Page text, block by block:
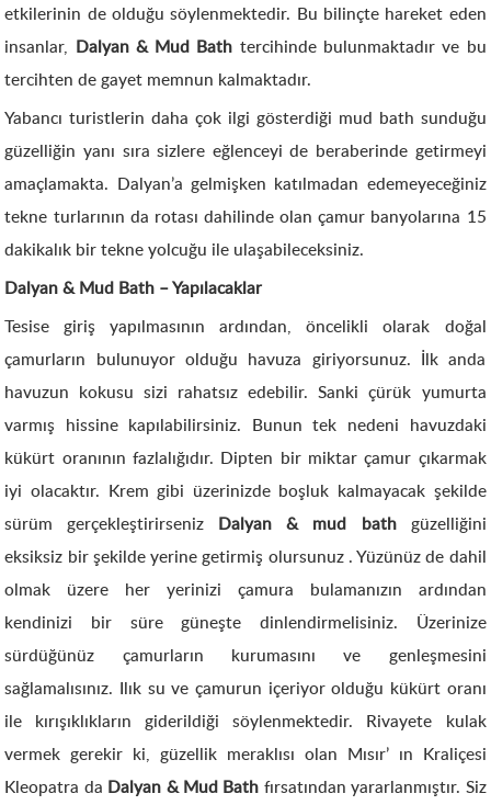
etkilerinin de olduğu söylenmektedir. Bu bilinçte hareket eden
insanlar, Dalyan & Mud Bath tercihinde bulunmaktadır ve bu
tercihten de gayet memnun kalmaktadır.
Yabancı turistlerin daha çok ilgi gösterdiği mud bath sunduğu
güzelliğin yanı sıra sizlere eğlenceyi de beraberinde getirmeyi
amaçlamakta. Dalyan’a gelmişken katılmadan edemeyeceğiniz
tekne turlarının da rotası dahilinde olan çamur banyolarına 15
dakikalık bir tekne yolcuğu ile ulaşabileceksiniz.
Dalyan & Mud Bath – Yapılacaklar
Tesise giriş yapılmasının ardından, öncelikli olarak doğal
çamurların bulunuyor olduğu havuza giriyorsunuz. İlk anda
havuzun kokusu sizi rahatsız edebilir. Sanki çürük yumurta
varmış hissine kapılabilirsiniz. Bunun tek nedeni havuzdaki
kükürt oranının fazlalığıdır. Dipten bir miktar çamur çıkarmak
iyi olacaktır. Krem gibi üzerinizde boşluk kalmayacak şekilde
sürüm gerçekleştirirseniz Dalyan & mud bath güzelliğini
eksiksiz bir şekilde yerine getirmiş olursunuz . Yüzünüz de dahil
olmak üzere her yerinizi çamura bulamanızın ardından
kendinizi bir süre güneşte dinlendirmelisiniz. Üzerinize
sürdüğünüz çamurların kurumasını ve genleşmesini
sağlamalısınız. Ilık su ve çamurun içeriyor olduğu kükürt oranı
ile kırışıklıkların giderildiği söylenmektedir. Rivayete kulak
vermek gerekir ki, güzellik meraklısı olan Mısır’ ın Kraliçesi
Kleopatra da Dalyan & Mud Bath fırsatından yararlanmıştır. Siz